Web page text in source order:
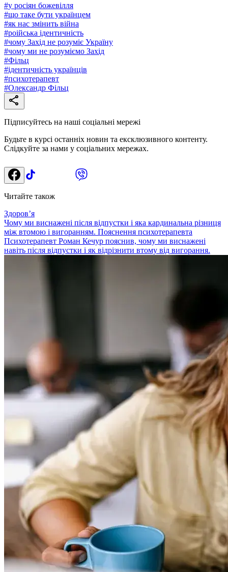
#у росіян божевілля
#що таке бути українцем
#як нас змінить війна
#роійська ідентичність
#чому Захід не розуміє Україну
#чому ми не розуміємо Захід
#Фільц
#ідентичність українців
#психотерапевт
#Олександр Фільц
Підписуйтесь на наші соціальні мережі
Будьте в курсі останніх новин та ексклюзивного контенту.
Слідкуйте за нами у соціальних мережах.
Читайте також
Здоровʼя
Чому ми виснажені після відпустки і яка кардинальна різниця
між втомою і вигоранням. Пояснення психотерапевта
Психотерапевт Роман Кечур пояснив, чому ми виснажені
навіть після відпустки і як відрізнити втому від вигорання.